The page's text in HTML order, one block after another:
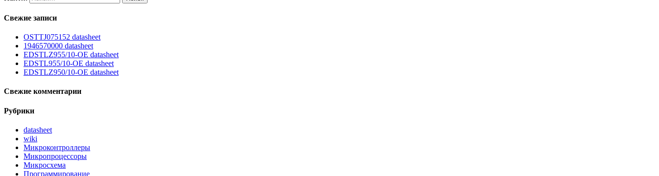
Свежие записи
OSTTJ075152 datasheet
1946570000 datasheet
EDSTLZ955/10-OE datasheet
EDSTL955/10-OE datasheet
EDSTLZ950/10-OE datasheet
Свежие комментарии
Рубрики
datasheet
wiki
Микроконтроллеры
Микропроцессоры
Микросхема
Программирование